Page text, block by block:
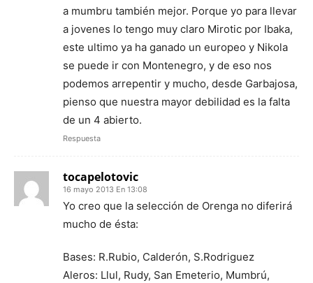
a mumbru también mejor. Porque yo para llevar
a jovenes lo tengo muy claro Mirotic por Ibaka,
este ultimo ya ha ganado un europeo y Nikola
se puede ir con Montenegro, y de eso nos
podemos arrepentir y mucho, desde Garbajosa,
pienso que nuestra mayor debilidad es la falta
de un 4 abierto.
Respuesta
tocapelotovic
16 mayo 2013 En 13:08
Yo creo que la selección de Orenga no diferirá
mucho de ésta:
Bases: R.Rubio, Calderón, S.Rodriguez
Aleros: Llul, Rudy, San Emeterio, Mumbrú,